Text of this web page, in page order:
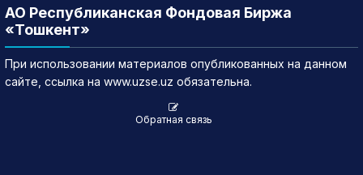
АО Республиканская Фондовая Биржа
«Тошкент»
При использовании материалов опубликованных на данном
сайте, ссылка на www.uzse.uz обязательна.
Обратная связь